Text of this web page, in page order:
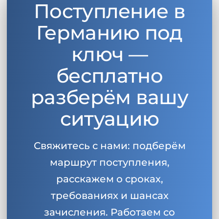
Наши студенты успешно поступают
КОНСУЛЬТАЦИЯ!
Беларусь
Другая страна
ЗАПИСАТЬСЯ НА КОНСУЛЬТАЦИЮ
Поступление в
Германию под
ключ —
бесплатно
разберём вашу
ситуацию
Свяжитесь с нами: подберём
маршрут поступления,
расскажем о сроках,
требованиях и шансах
зачисления. Работаем со